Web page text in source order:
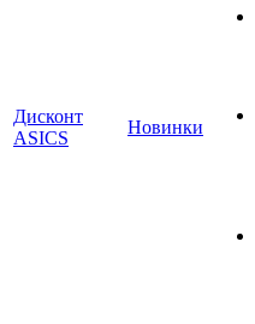
Дисконт
ASICS
Новинки